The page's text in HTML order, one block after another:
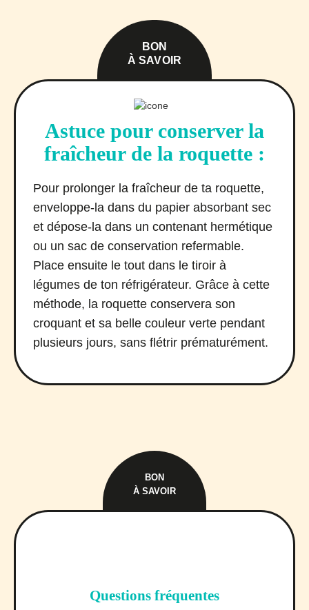
BON
À SAVOIR
Astuce pour conserver la
fraîcheur de la roquette :
Pour prolonger la fraîcheur de ta roquette,
enveloppe-la dans du papier absorbant sec
et dépose-la dans un contenant hermétique
ou un sac de conservation refermable.
Place ensuite le tout dans le tiroir à
légumes de ton réfrigérateur. Grâce à cette
méthode, la roquette conservera son
croquant et sa belle couleur verte pendant
plusieurs jours, sans flétrir prématurément.
BON
À SAVOIR
Questions fréquentes